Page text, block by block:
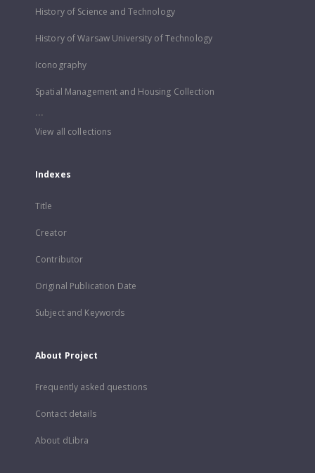
History of Science and Technology
History of Warsaw University of Technology
Iconography
Spatial Management and Housing Collection
...
View all collections
Indexes
Title
Creator
Contributor
Original Publication Date
Subject and Keywords
About Project
Frequently asked questions
Contact details
About dLibra